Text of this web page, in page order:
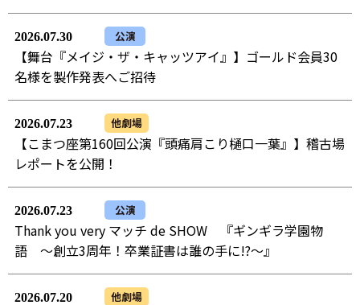
2026.07.30 公演
【舞台『メイジ・ザ・キャッツアイ』】ゴールド会員30
名様を製作発表へご招待
2026.07.23 他劇場
【こまつ座第160回公演『頭痛肩こり樋口一葉』】稽古場
レポートを公開！
2026.07.23 公演
Thank you very マッチ de SHOW 『ギンギラ学園物
語 ～創立3周年！卒業証書は誰の手に!?～』
2026.07.20 他劇場